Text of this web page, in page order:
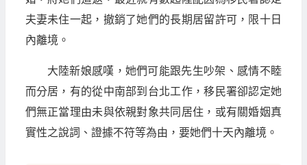
夫妻未住一起，撤銷了她們的長期居留許可，限十日
內離境。
大陸新娘感嘆，她們可能跟先生吵架、感情不睦
而分居，有的從中南部到台北工作，移民署卻認定她
們無正當理由未與依親對象共同居住，或有關婚姻真
實性之說詞、證據不符等為由，要她們十天內離境。